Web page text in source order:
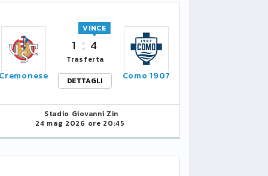
1 4
VINCE
Trasferta
DETTAGLI
Como 1907
Stadio Giovanni Zin
24 mag 2026 ore 20:45